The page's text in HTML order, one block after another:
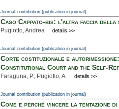
Journal contribution (publication in journal)
Caso Cappato-bis: l'altra faccia della
Pugiotto, Andrea details >>
Journal contribution (publication in journal)
Corte costituzionale e
Constitutional Court and the Self-
Faraguna, P.; Pugiotto, A. details >>
Journal contribution (publication in journal)
Come e perché vincere la tentazione